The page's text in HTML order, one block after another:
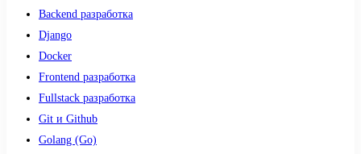
Backend разработка
Django
Docker
Frontend разработка
Fullstack разработка
Git и Github
Golang (Go)